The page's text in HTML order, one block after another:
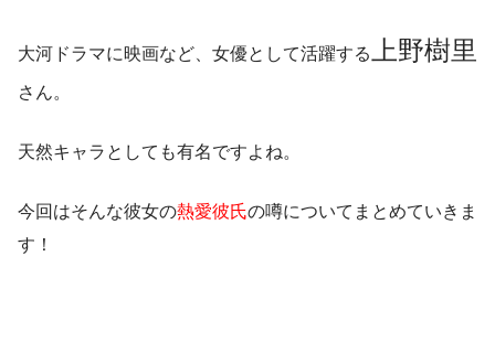
大河ドラマに映画など、女優として活躍する 上野樹里
さん。
天然キャラとしても有名ですよね。
今回はそんな彼女の熱愛彼氏の噂についてまとめていきま
す！